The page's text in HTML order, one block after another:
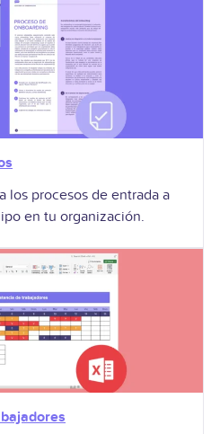
los procesos de entrada a
en tu organización.